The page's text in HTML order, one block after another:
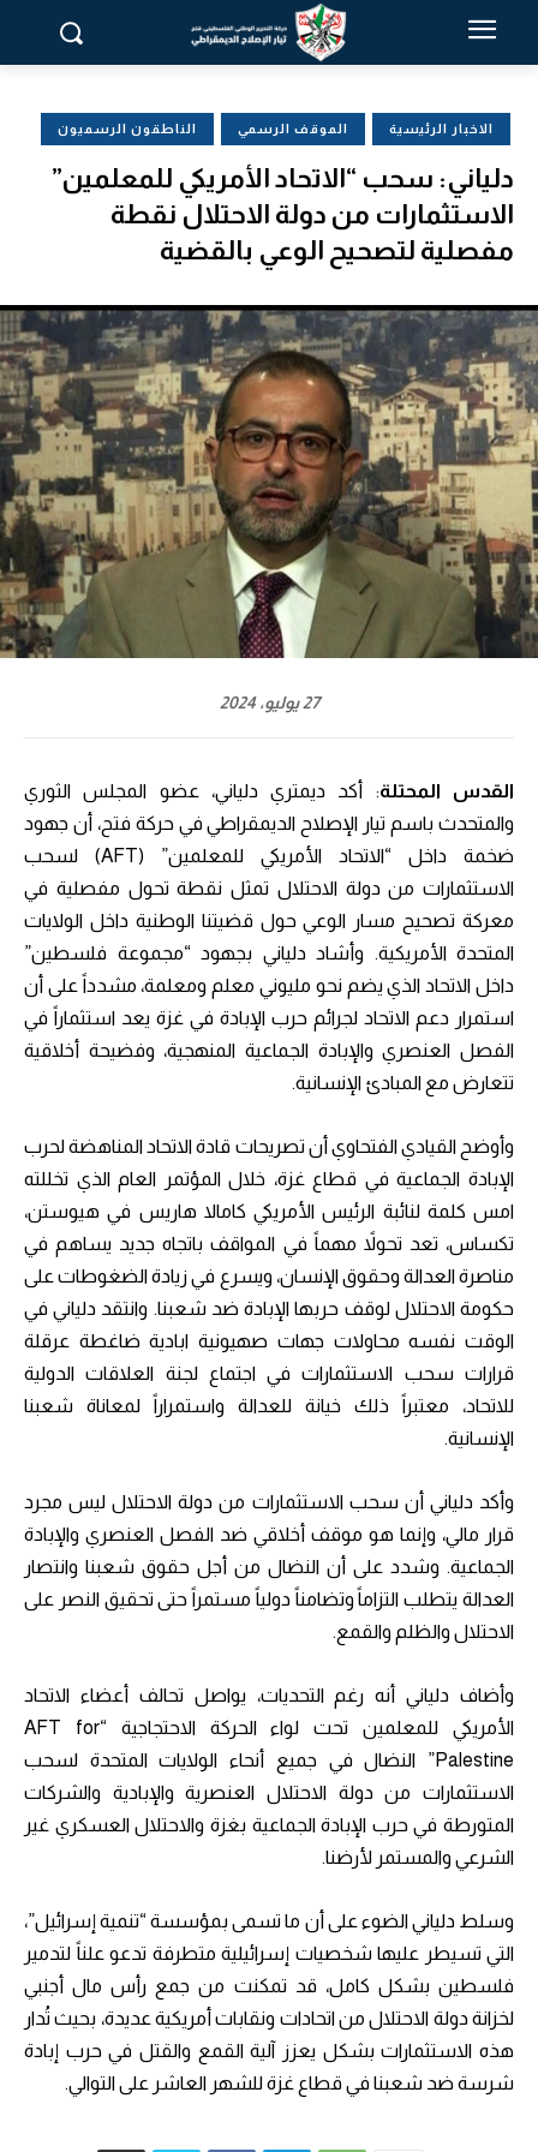
الاخبار الرئيسية الموقف الرسمي الناطقون الرسميون
دلياني: سحب “الاتحاد الأمريكي للمعلمين”
الاستثمارات من دولة الاحتلال نقطة
مفصلية لتصحيح الوعي بالقضية
27 يوليو، 2024
القدس المحتلة: أكد ديمتري دلياني، عضو المجلس الثوري
والمتحدث باسم تيار الإصلاح الديمقراطي في حركة فتح، أن جهود
ضخمة داخل “الاتحاد الأمريكي للمعلمين” (AFT) لسحب
الاستثمارات من دولة الاحتلال تمثل نقطة تحول مفصلية في
معركة تصحيح مسار الوعي حول قضيتنا الوطنية داخل الولايات
المتحدة الأمريكية. وأشاد دلياني بجهود “مجموعة فلسطين”
داخل الاتحاد الذي يضم نحو مليوني معلم ومعلمة، مشدداً على أن
استمرار دعم الاتحاد لجرائم حرب الإبادة في غزة يعد استثماراً في
الفصل العنصري والإبادة الجماعية المنهجية، وفضيحة أخلاقية
تتعارض مع المبادئ الإنسانية.
وأوضح القيادي الفتحاوي أن تصريحات قادة الاتحاد المناهضة لحرب
الإبادة الجماعية في قطاع غزة، خلال المؤتمر العام الذي تخللته
امس كلمة لنائبة الرئيس الأمريكي كامالا هاريس في هيوستن،
تكساس، تعد تحولاً مهماً في المواقف باتجاه جديد يساهم في
مناصرة العدالة وحقوق الإنسان، ويسرع في زيادة الضغوطات على
حكومة الاحتلال لوقف حربها الإبادة ضد شعبنا. وانتقد دلياني في
الوقت نفسه محاولات جهات صهيونية ابادية ضاغطة عرقلة
قرارات سحب الاستثمارات في اجتماع لجنة العلاقات الدولية
للاتحاد، معتبراً ذلك خيانة للعدالة واستمراراً لمعاناة شعبنا
الإنسانية.
وأكد دلياني أن سحب الاستثمارات من دولة الاحتلال ليس مجرد
قرار مالي، وإنما هو موقف أخلاقي ضد الفصل العنصري والإبادة
الجماعية. وشدد على أن النضال من أجل حقوق شعبنا وانتصار
العدالة يتطلب التزاماً وتضامناً دولياً مستمراً حتى تحقيق النصر على
الاحتلال والظلم والقمع.
وأضاف دلياني أنه رغم التحديات، يواصل تحالف أعضاء الاتحاد
الأمريكي للمعلمين تحت لواء الحركة الاحتجاجية “AFT for
Palestine” النضال في جميع أنحاء الولايات المتحدة لسحب
الاستثمارات من دولة الاحتلال العنصرية والإبادية والشركات
المتورطة في حرب الإبادة الجماعية بغزة والاحتلال العسكري غير
الشرعي والمستمر لأرضنا.
وسلط دلياني الضوء على أن ما تسمى بمؤسسة “تنمية إسرائيل”،
التي تسيطر عليها شخصيات إسرائيلية متطرفة تدعو علناً لتدمير
فلسطين بشكل كامل، قد تمكنت من جمع رأس مال أجنبي
لخزانة دولة الاحتلال من اتحادات ونقابات أمريكية عديدة، بحيث تُدار
هذه الاستثمارات بشكل يعزز آلية القمع والقتل في حرب إبادة
شرسة ضد شعبنا في قطاع غزة للشهر العاشر على التوالي.